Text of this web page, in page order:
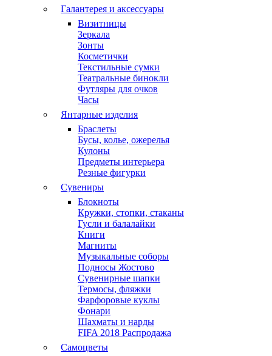
Галантерея и аксессуары
Визитницы
Зеркала
Зонты
Косметички
Текстильные сумки
Театральные бинокли
Футляры для очков
Часы
Янтарные изделия
Браслеты
Бусы, колье, ожерелья
Кулоны
Предметы интерьера
Резные фигурки
Сувениры
Блокноты
Кружки, стопки, стаканы
Гусли и балалайки
Книги
Магниты
Музыкальные соборы
Подносы Жостово
Сувенирные шапки
Термосы, фляжки
Фарфоровые куклы
Фонари
Шахматы и нарды
FIFA 2018 Распродажа
Самоцветы